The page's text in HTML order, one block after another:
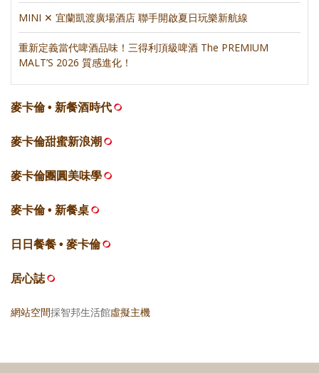
MINI ✕ 宜蘭凱渡廣場酒店 聯手開啟夏日玩樂新航線
重新定義當代啤酒品味！三得利頂級啤酒 The PREMIUM
MALT’S 2026 質感進化！
麥卡倫 • 新餐酒時代
麥卡倫甜蜜新浪潮
麥卡倫團圓美味學
麥卡倫 • 新餐桌
日日餐餐 • 麥卡倫
居心誌
網站空間採智邦生活館虛擬主機